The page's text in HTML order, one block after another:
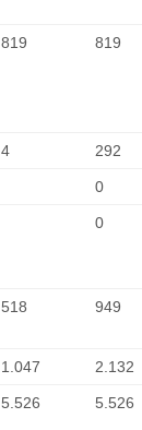
819 819
4 292
0
0
518 949
1.047 2.132
5.526 5.526